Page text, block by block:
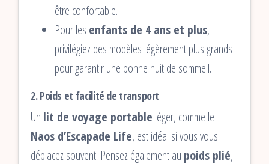
être confortable.
Pour les enfants de 4 ans et plus,
privilégiez des modèles légèrement plus grands
pour garantir une bonne nuit de sommeil.
2.Poids et facilité de transport
Un lit de voyage portable léger, comme le
Naos d’Escapade Life, est idéal si vous vous
déplacez souvent. Pensez également au poids plié,